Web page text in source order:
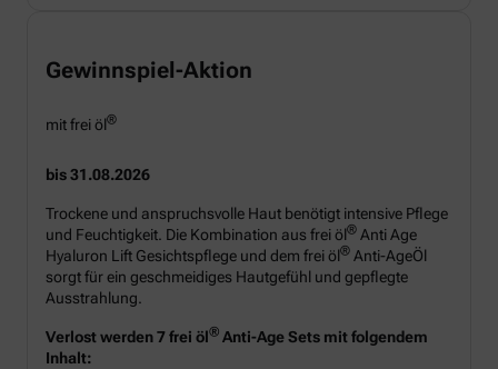
Gewinnspiel-Aktion
mit frei öl®
bis 31.08.2026
Trockene und anspruchsvolle Haut benötigt intensive Pflege
und Feuchtigkeit. Die Kombination aus frei öl® Anti Age
Hyaluron Lift Gesichtspflege und dem frei öl® Anti-AgeÖl
sorgt für ein geschmeidiges Hautgefühl und gepflegte
Ausstrahlung.
Verlost werden 7 frei öl® Anti-Age Sets mit folgendem
Inhalt: